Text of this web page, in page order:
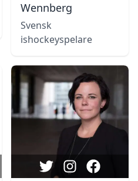
Wennberg
Svensk
ishockeyspelare